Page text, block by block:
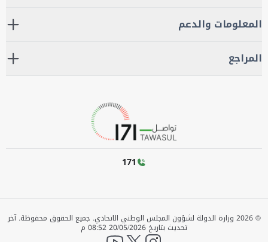
المعلومات والدعم
المراجع
171
©
2026 وزارة الدولة لشؤون المجلس الوطني الاتحادي. جميع الحقوق محفوظة.آخر
تحديث بتاريخ 20/05/2026 08:52 م
instagram
twitter
YouTube